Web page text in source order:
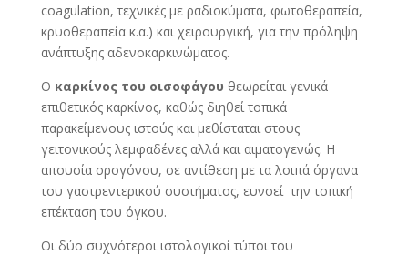
coagulation, τεχνικές με ραδιοκύματα, φωτοθεραπεία,
κρυοθεραπεία κ.α.) και χειρουργική, για την πρόληψη
ανάπτυξης αδενοκαρκινώματος.
Ο καρκίνος του οισοφάγου θεωρείται γενικά
επιθετικός καρκίνος, καθώς διηθεί τοπικά
παρακείμενους ιστούς και μεθίσταται στους
γειτονικούς λεμφαδένες αλλά και αιματογενώς. Η
απουσία ορογόνου, σε αντίθεση με τα λοιπά όργανα
του γαστρεντερικού συστήματος, ευνοεί την τοπική
επέκταση του όγκου.
Οι δύο συχνότεροι ιστολογικοί τύποι του